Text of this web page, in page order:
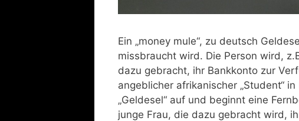
Ein „money mule“, zu deutsch
missbraucht wird. Die Person wird,
dazu gebracht, ihr Bankkonto zur
angeblicher afrikanischer „Student“
„Geldesel“ auf und beginnt eine
junge Frau, die dazu gebracht wird,